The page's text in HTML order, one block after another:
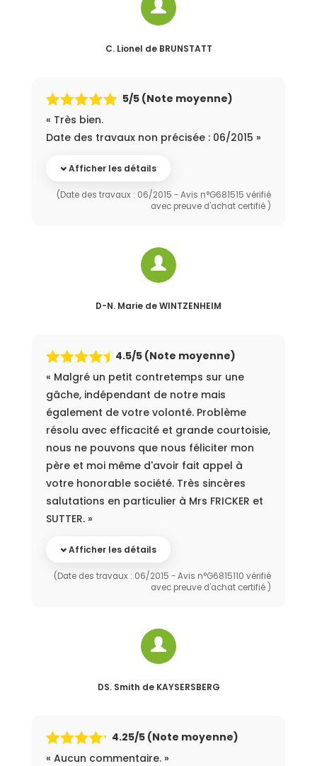
C. Lionel de BRUNSTATT
5/5 (Note moyenne)
« Très bien.
Date des travaux non précisée : 06/2015 »
Afficher les détails
(Date des travaux : 06/2015 - Avis n°G681515 vérifié
avec preuve d'achat certifié )
D-N. Marie de WINTZENHEIM
4.5/5 (Note moyenne)
« Malgré un petit contretemps sur une
gâche, indépendant de notre mais
également de votre volonté. Problème
résolu avec efficacité et grande courtoisie,
nous ne pouvons que nous féliciter mon
père et moi même d'avoir fait appel à
votre honorable société. Très sincères
salutations en particulier à Mrs FRICKER et
SUTTER. »
Afficher les détails
(Date des travaux : 06/2015 - Avis n°G6815110 vérifié
avec preuve d'achat certifié )
DS. Smith de KAYSERSBERG
4.25/5 (Note moyenne)
« Aucun commentaire. »